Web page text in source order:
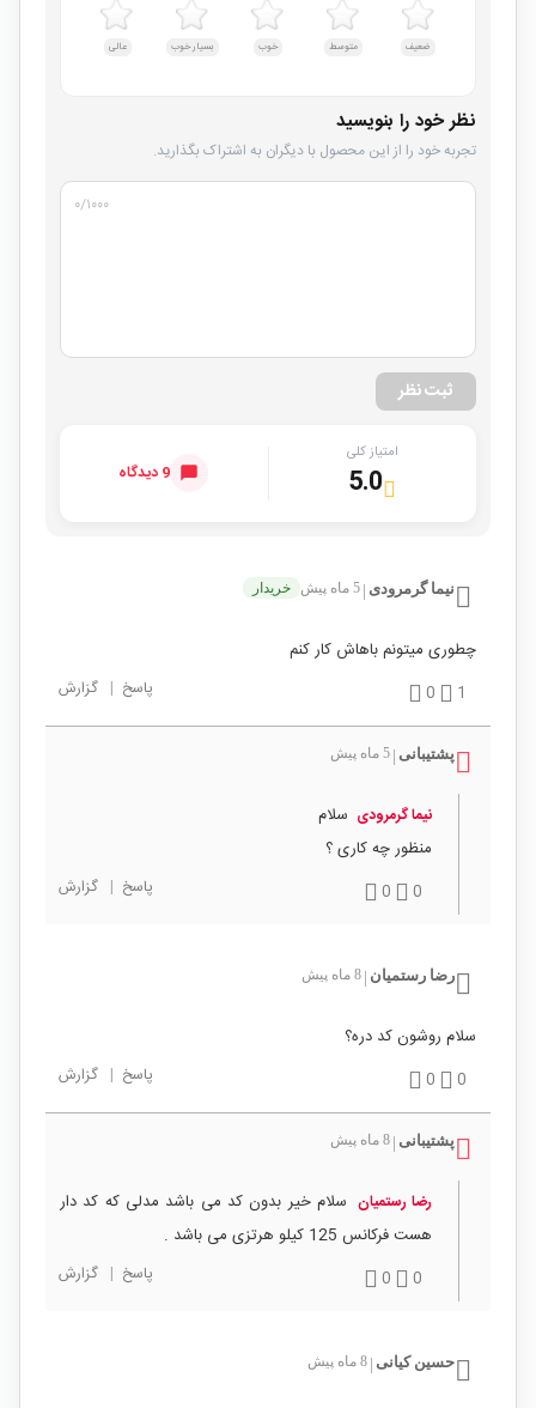
ضعیف متوسط خوب بسیار خوب عالی
نظر خود را بنویسید
تجربه خود را از این محصول با دیگران به اشتراک بگذارید.
۰/۱۰۰۰
ثبت نظر
امتیاز کلی
5.0 9 دیدگاه
نیما گرمرودی 5 ماه پیش خریدار
چطوری میتونم باهاش کار کنم
1
0 پاسخ | گزارش
پشتیبانی 5 ماه پیش
نیما گرمرودی سلام
منظور چه کاری ؟
0
0 پاسخ | گزارش
رضا رستمیان 8 ماه پیش
سلام روشون کد دره؟
0
0 پاسخ | گزارش
پشتیبانی 8 ماه پیش
رضا رستمیان سلام خیر بدون کد می باشد مدلی که کد دار
هست فرکانس 125 کیلو هرتزی می باشد .
0
0 پاسخ | گزارش
حسین کیانی 8 ماه پیش